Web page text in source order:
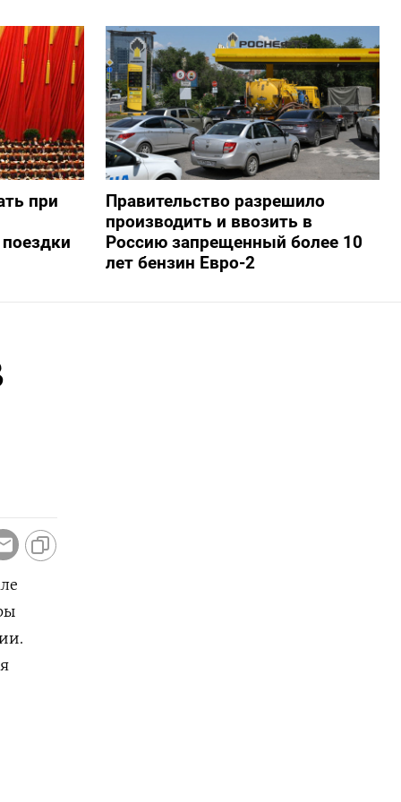
при
Правительство разрешило
производить и ввозить в
Россию запрещенный более 10
лет бензин Евро-2